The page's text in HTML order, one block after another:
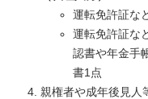
運転免許証な
運転免許証な
認書や年金手
書1点
親権者や成年後見人